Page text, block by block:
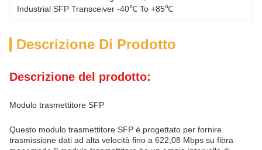
Industrial SFP Transceiver -40℃ To +85℃
Descrizione Di Prodotto
Descrizione del prodotto:
Modulo trasmettitore SFP
Questo modulo trasmettitore SFP è progettato per fornire
trasmissione dati ad alta velocità fino a 622,08 Mbps su fibra